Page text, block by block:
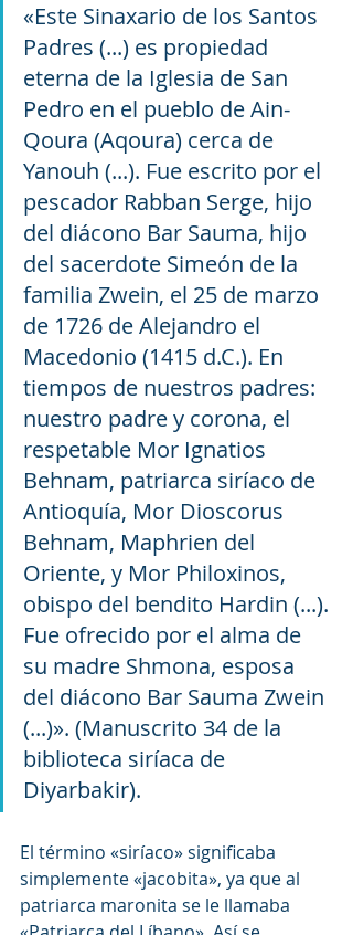
«Este Sinaxario de los Santos
Padres (...) es propiedad
eterna de la Iglesia de San
Pedro en el pueblo de Ain-
Qoura (Aqoura) cerca de
Yanouh (...). Fue escrito por el
pescador Rabban Serge, hijo
del diácono Bar Sauma, hijo
del sacerdote Simeón de la
familia Zwein, el 25 de marzo
de 1726 de Alejandro el
Macedonio (1415 d.C.). En
tiempos de nuestros padres:
nuestro padre y corona, el
respetable Mor Ignatios
Behnam, patriarca siríaco de
Antioquía, Mor Dioscorus
Behnam, Maphrien del
Oriente, y Mor Philoxinos,
obispo del bendito Hardin (...).
Fue ofrecido por el alma de
su madre Shmona, esposa
del diácono Bar Sauma Zwein
(...)». (Manuscrito 34 de la
biblioteca siríaca de
Diyarbakir).
El término «siríaco» significaba
simplemente «jacobita», ya que al
patriarca maronita se le llamaba